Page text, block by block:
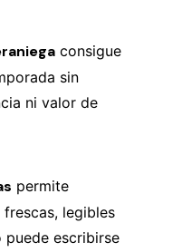
consigue
sin
ni valor de
permite
legibles
puede escribirse